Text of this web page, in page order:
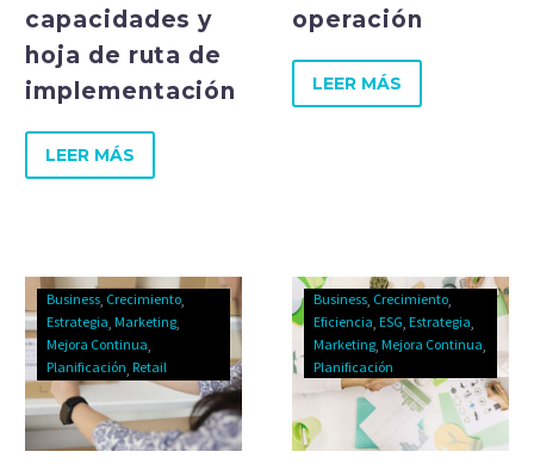
capacidades y
hoja de ruta de
implementación
LEER MÁS
operación
LEER MÁS
Business Crecimiento
Estrategia Marketing
Mejora Continua
Planificación Retail
Business Crecimiento
Eficiencia ESG Estrategia
Marketing Mejora Continua
Planificación